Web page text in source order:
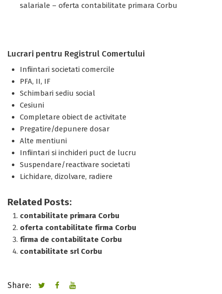
salariale – oferta contabilitate primara Corbu
Lucrari pentru Registrul Comertului
Infiintari societati comercile
PFA, II, IF
Schimbari sediu social
Cesiuni
Completare obiect de activitate
Pregatire/depunere dosar
Alte mentiuni
Infiintari si inchideri puct de lucru
Suspendare/reactivare societati
Lichidare, dizolvare, radiere
Related Posts:
contabilitate primara Corbu
oferta contabilitate firma Corbu
firma de contabilitate Corbu
contabilitate srl Corbu
Share: